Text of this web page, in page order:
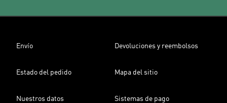
Envío Devoluciones y reembolsos
Estado del pedido Mapa del sitio
Nuestros datos Sistemas de pago